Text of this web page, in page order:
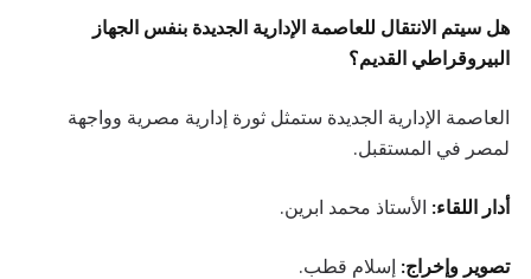
هل سيتم الانتقال للعاصمة الإدارية الجديدة بنفس الجهاز
البيروقراطي القديم؟
العاصمة الإدارية الجديدة ستمثل ثورة إدارية مصرية وواجهة
لمصر في المستقبل.
أدار اللقاء: الأستاذ محمد ابرين.
تصوير وإخراج: إسلام قطب.